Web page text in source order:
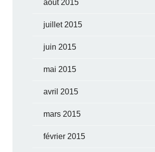
août 2015
juillet 2015
juin 2015
mai 2015
avril 2015
mars 2015
février 2015